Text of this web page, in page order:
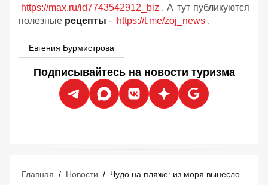
https://max.ru/id7743542912_biz . А тут публикуются
полезные рецепты - https://t.me/zoj_news .
Евгения Бурмистрова
Подписывайтесь на новости туризма
Главная / Новости /